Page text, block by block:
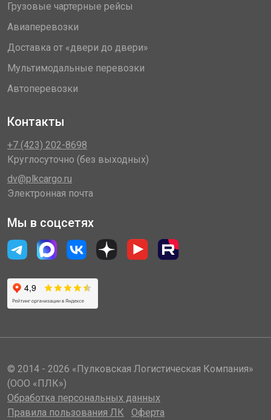
Грузовые чартерные рейсы
Авиаперевозки
Доставка от «двери до двери»
Мультимодальные перевозки
Автоперевозки
Контакты
+7 (423) 202-8698
Круглосуточно (без выходных)
dv@plkcargo.ru
Электронная почта
Мы в соцсетях
© 2014 - 2026 «Пулковская Логистическая Компания»
(ООО «ПЛК»)
Обработка персональных данных
Правила пользования ЛК
Оферта